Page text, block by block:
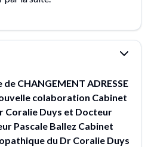
CHANGEMENT ADRESSE
colaboration Cabinet
Coralie Duys et Docteur
Pascale Ballez Cabinet
du Dr Coralie Duys